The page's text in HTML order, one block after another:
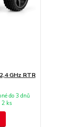
GHz RTR
do 3 dnů
2 ks